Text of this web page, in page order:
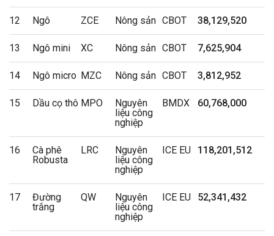
12 Ngô ZCE Nông sản CBOT 38,129,520
13 Ngô mini XC Nông sản CBOT 7,625,904
14 Ngô micro MZC Nông sản CBOT 3,812,952
15 Dầu cọ thô MPO
Nguyên
liệu công
nghiệp
BMDX 60,768,000
16
Cà phê
Robusta
LRC
Nguyên
liệu công
nghiệp
ICE EU 118,201,512
17
Đường
trắng
QW
Nguyên
liệu công
nghiệp
ICE EU 52,341,432